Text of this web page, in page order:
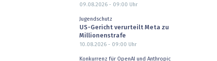
09.08.2026 - 09:00 Uhr
Jugendschutz
US-Gericht verurteilt Meta zu
Millionenstrafe
10.08.2026 - 09:00 Uhr
Konkurrenz für OpenAI und Anthropic